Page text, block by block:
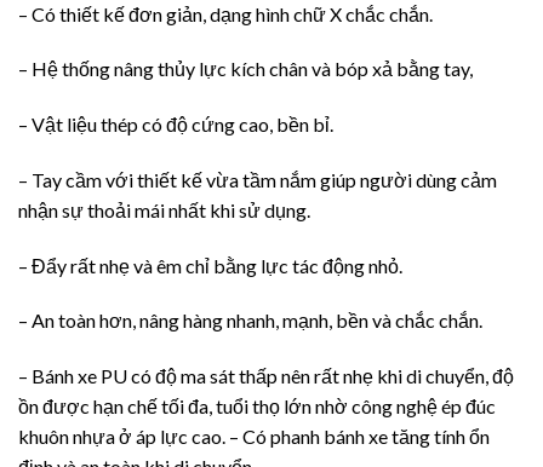
– Có thiết kế đơn giản, dạng hình chữ X chắc chắn.
– Hệ thống nâng thủy lực kích chân và bóp xả bằng tay,
– Vật liệu thép có độ cứng cao, bền bỉ.
– Tay cầm với thiết kế vừa tầm nắm giúp người dùng cảm
nhận sự thoải mái nhất khi sử dụng.
– Đẩy rất nhẹ và êm chỉ bằng lực tác động nhỏ.
– An toàn hơn, nâng hàng nhanh, mạnh, bền và chắc chắn.
– Bánh xe PU có độ ma sát thấp nên rất nhẹ khi di chuyển, độ
ồn được hạn chế tối đa, tuổi thọ lớn nhờ công nghệ ép đúc
khuôn nhựa ở áp lực cao. – Có phanh bánh xe tăng tính ổn